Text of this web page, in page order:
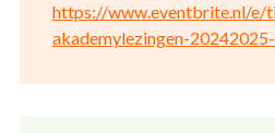
https://www.eventbrite.nl/e/
akademylezingen-